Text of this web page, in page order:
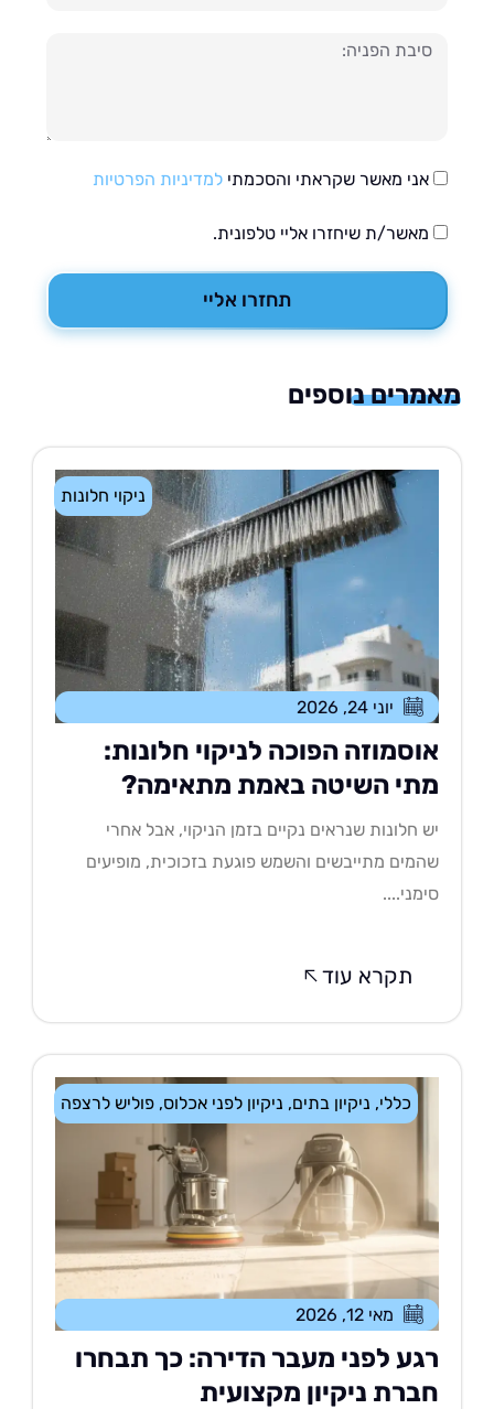
אני מאשר שקראתי והסכמתילמדיניות הפרטיות
מאשר/ת שיחזרו אליי טלפונית.
תחזרו אליי
נוספים
ניקוי חלונות
יוני 24, 2026
הפוכה לניקוי חלונות:
השיטה באמת מתאימה?
חלונות שנראים נקיים בזמן הניקוי, אבל אחרי
מתייבשים והשמש פוגעת בזכוכית, מופיעים
תקרא עוד
ניקיון בתים,ניקיון לפני אכלוס,פוליש לרצפה
מאי 12, 2026
לפני מעבר הדירה: כך תבחרו
ניקיון מקצועית